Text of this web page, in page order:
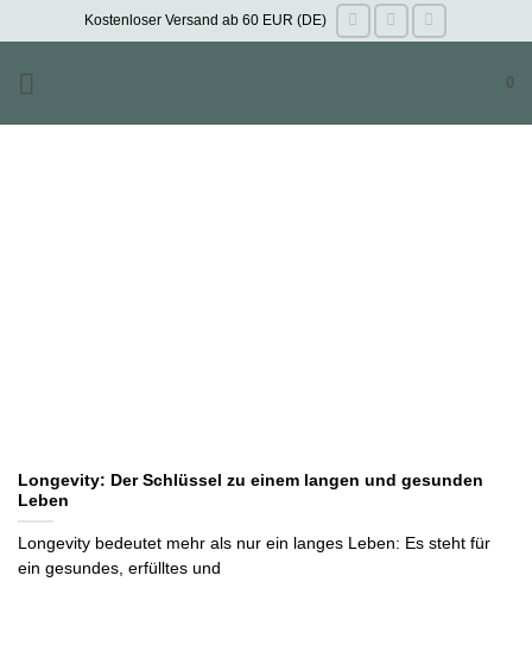
Inhalt
springen
Kostenloser Versand ab 60 EUR (DE)
0
Longevity: Der Schlüssel zu einem langen und gesunden
Leben
Longevity bedeutet mehr als nur ein langes Leben: Es steht für
ein gesundes, erfülltes und